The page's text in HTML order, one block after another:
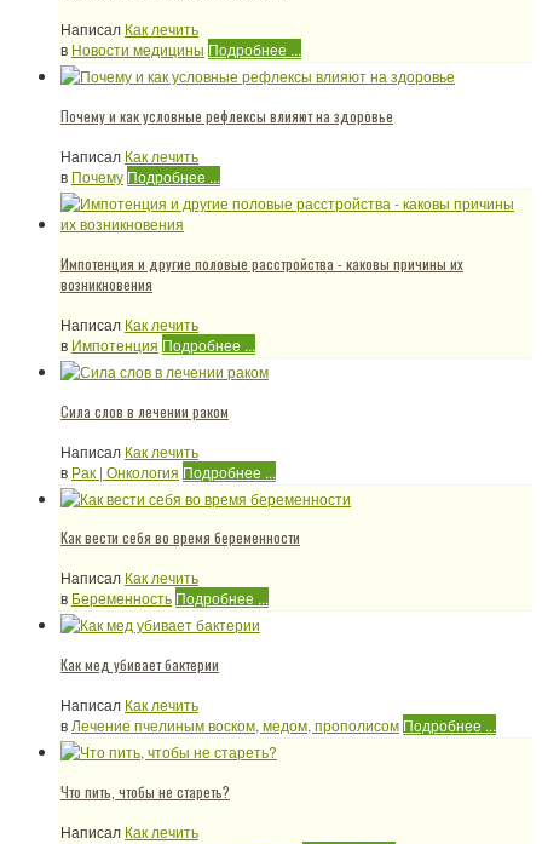
Написал Как лечить
в Новости медицины Подробнее ...
Почему и как условные рефлексы влияют на здоровье
Написал Как лечить
в Почему Подробнее ...
Импотенция и другие половые расстройства - каковы причины их
возникновения
Написал Как лечить
в Импотенция Подробнее ...
Сила слов в лечении раком
Написал Как лечить
в Рак | Онкология Подробнее ...
Как вести себя во время беременности
Написал Как лечить
в Беременность Подробнее ...
Как мед убивает бактерии
Написал Как лечить
в Лечение пчелиным воском, медом, прополисом Подробнее ...
Что пить, чтобы не стареть?
Написал Как лечить